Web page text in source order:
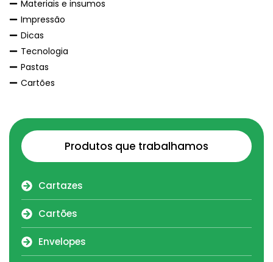
Materiais e insumos
Impressão
Dicas
Tecnologia
Pastas
Cartões
Produtos que trabalhamos
Cartazes
Cartões
Envelopes